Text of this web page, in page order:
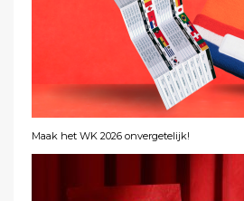
Maak het WK 2026 onvergetelijk!